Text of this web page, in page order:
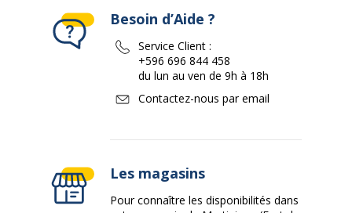
Besoin d’Aide ?
Service Client :
+596 696 844 458
du lun au ven de 9h à 18h
Contactez-nous par email
Les magasins
Pour connaître les disponibilités dans